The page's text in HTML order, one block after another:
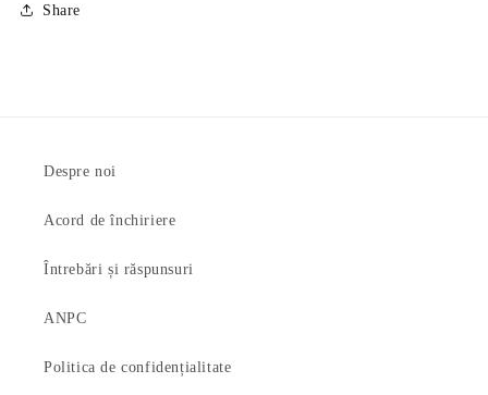
Share
Despre noi
Acord de închiriere
Întrebări și răspunsuri
ANPC
Politica de confidențialitate